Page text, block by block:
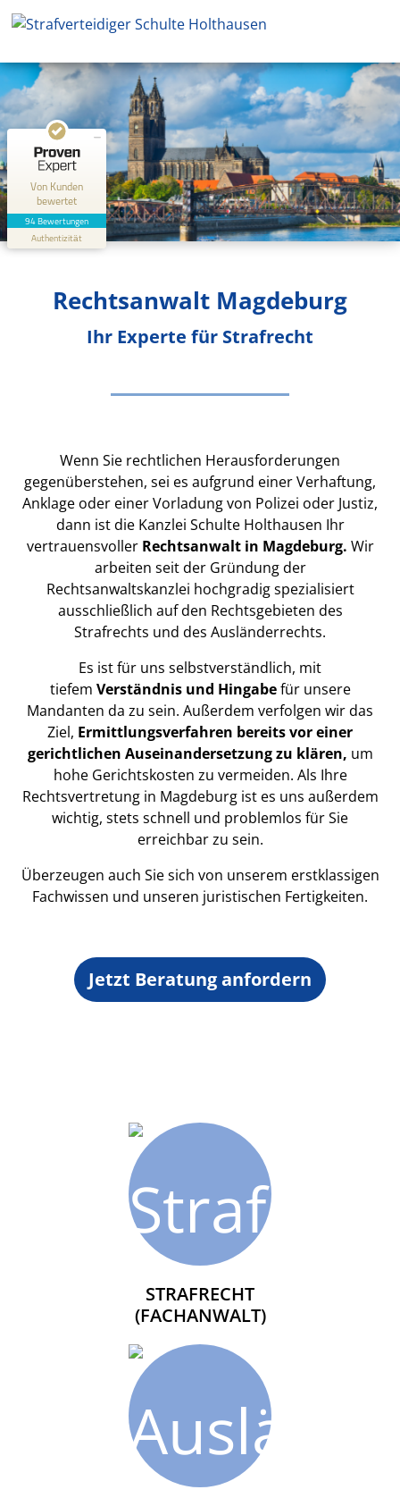
Rechtsanwalt Magdeburg
Ihr Experte für Strafrecht
Wenn Sie rechtlichen Herausforderungen
gegenüberstehen, sei es aufgrund einer Verhaftung,
Anklage oder einer Vorladung von Polizei oder Justiz,
dann ist die Kanzlei Schulte Holthausen Ihr
vertrauensvoller Rechtsanwalt in Magdeburg. Wir
arbeiten seit der Gründung der
Rechtsanwaltskanzlei hochgradig spezialisiert
ausschließlich auf den Rechtsgebieten des
Strafrechts und des Ausländerrechts.
Es ist für uns selbstverständlich, mit
tiefem Verständnis und Hingabefür unsere
Mandanten da zu sein. Außerdem verfolgen wir das
Ziel, Ermittlungsverfahren bereits vor einer
gerichtlichen Auseinandersetzung zu klären, um
hohe Gerichtskosten zu vermeiden. Als Ihre
Rechtsvertretung in Magdeburg ist es uns außerdem
wichtig, stets schnell und problemlos für Sie
erreichbar zu sein.
Überzeugen auch Sie sich von unserem erstklassigen
Fachwissen und unseren juristischen Fertigkeiten.
Jetzt Beratung anfordern
STRAFRECHT
(FACHANWALT)
Von Kunden
bewertet
94 Bewertungen
Authentizität
Rechtsanwaltskanzlei Schulte Holthausen
100%
Empfehlungen auf
ProvenExpert.com
SEHR GUT
4,84 / 5,00
5
Bewertungen auf
ProvenExpert.com
89
Bewertungen von 2
anderen Quellen
Blick aufs ProvenExpert-Profil werfen
3.5.2026